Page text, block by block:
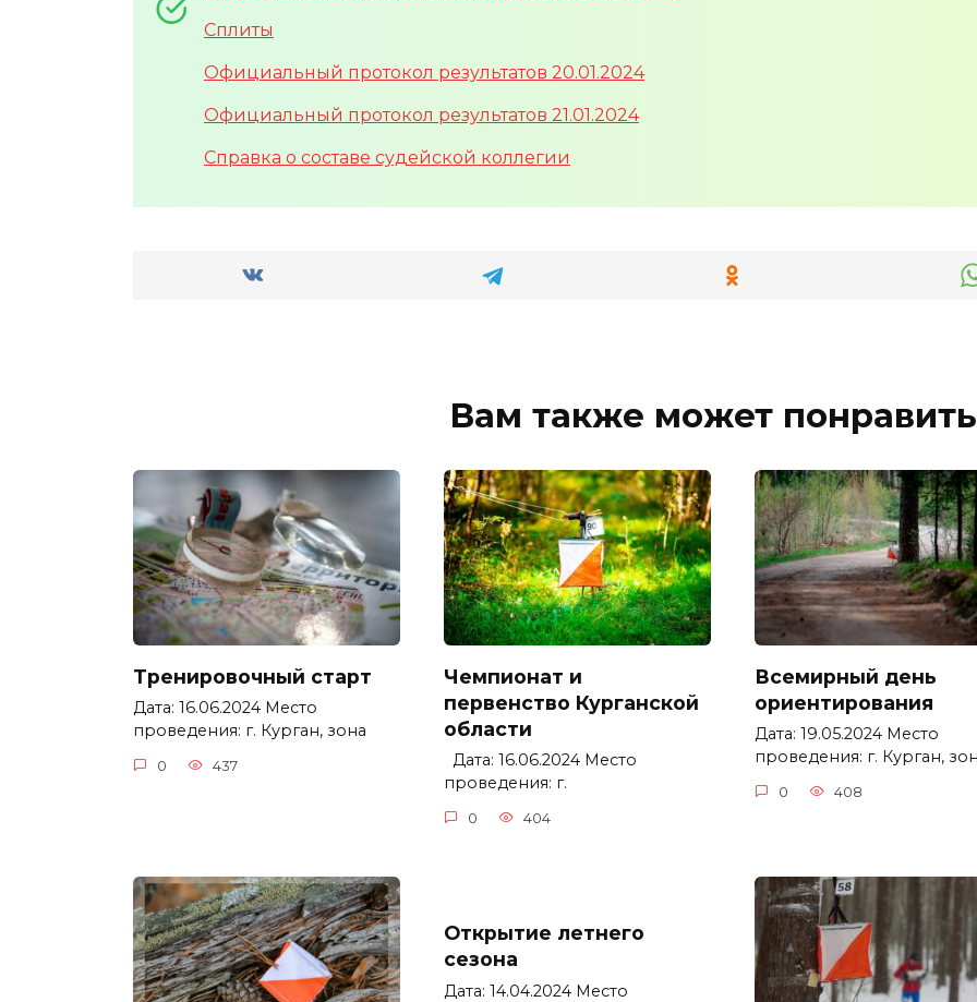
Сплиты
Официальный протокол результатов 20.01.2024
Официальный протокол результатов 21.01.2024
Справка о составе судейской коллегии
Вам также может
Тренировочный старт
Дата: 16.06.2024 Место
проведения: г. Курган, зона
0 437
Чемпионат и
первенство Курганской
области
Дата: 16.06.2024 Место
проведения: г.
0 404
Всемирный день
ориентирования
Дата: 19.05.2024 Место
проведения: г. Курган,
0 408
Открытие летнего
сезона
Дата: 14.04.2024 Место